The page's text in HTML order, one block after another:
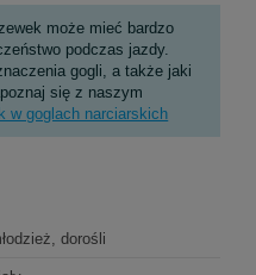
może mieć bardzo
podczas jazdy.
gogli, a także jaki
się z naszym
w goglach narciarskich
dorośli